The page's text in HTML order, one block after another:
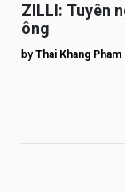
ZILLI: Tuyên
ông
by Thai Khang Pham